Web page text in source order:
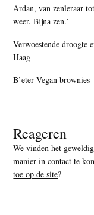
Ardan, van zenleraar
weer. Bijna zen.’
Verwoestende
Haag
B’eter Vegan brownies
Reageren
We vinden het
manier in contact te
toe op de site?